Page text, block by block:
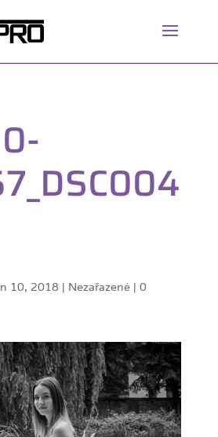
10, 2018 | Nezařazené | 0